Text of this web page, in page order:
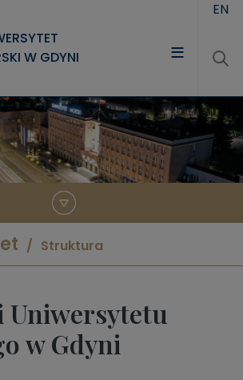
W GDYNI
EN
Struktura
Uniwersytetu
w Gdyni